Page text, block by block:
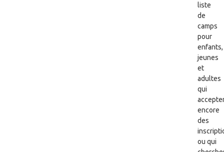
liste
de
camps
pour
enfants,
jeunes
et
adultes
qui
encore
des
ou qui